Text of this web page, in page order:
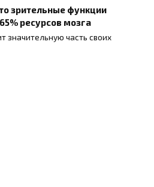
зрительные функции
ресурсов мозга
значительную часть своих